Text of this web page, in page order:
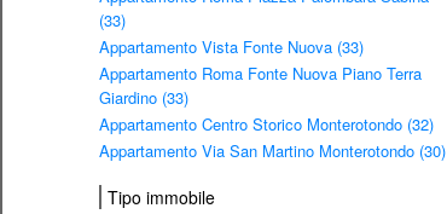
(33)
Appartamento Vista Fonte Nuova (33)
Appartamento Roma Fonte Nuova Piano Terra
Giardino (33)
Appartamento Centro Storico Monterotondo (32)
Appartamento Via San Martino Monterotondo (30)
Tipo immobile